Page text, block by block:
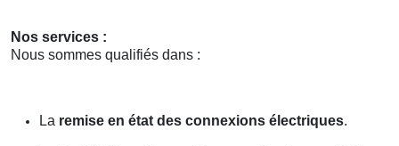
Nos services :
Nous sommes qualifiés dans :
La remise en état des connexions électriques.